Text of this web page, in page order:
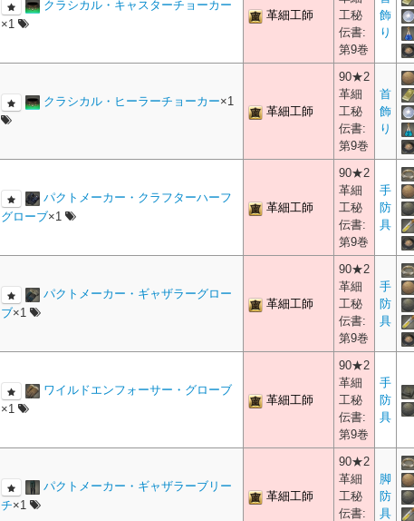
クラシカル・キャスターチョーカー
×1
革細工師
工秘
伝書:
第9巻
飾
り
クラシカル・ヒーラーチョーカー×1
革細工師
90★2
革細
工秘
伝書:
第9巻
首
飾
り
パクトメーカー・クラフターハーフ
グローブ×1
革細工師
90★2
革細
工秘
伝書:
第9巻
手
防
具
パクトメーカー・ギャザラーグロー
ブ×1
革細工師
90★2
革細
工秘
伝書:
第9巻
手
防
具
ワイルドエンフォーサー・グローブ
×1
革細工師
90★2
革細
工秘
伝書:
第9巻
手
防
具
パクトメーカー・ギャザラーブリー
チ×1
革細工師
90★2
革細
工秘
伝書:
脚
防
具